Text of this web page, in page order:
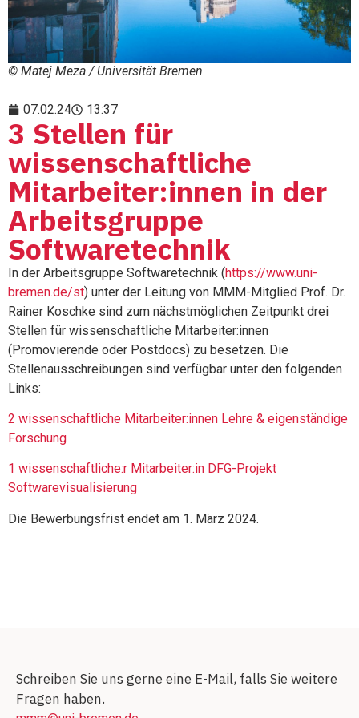
© Matej Meza / Universität Bremen
07.02.24 13:37
3 Stellen für
wissenschaftliche
Mitarbeiter:innen in der
Arbeitsgruppe
Softwaretechnik
In der Arbeitsgruppe Softwaretechnik (https://www.uni-
bremen.de/st) unter der Leitung von MMM-Mitglied Prof. Dr.
Rainer Koschke sind zum nächstmöglichen Zeitpunkt drei
Stellen für wissenschaftliche Mitarbeiter:innen
(Promovierende oder Postdocs) zu besetzen. Die
Stellenausschreibungen sind verfügbar unter den folgenden
Links:
2 wissenschaftliche Mitarbeiter:innen Lehre & eigenständige
Forschung
1 wissenschaftliche:r Mitarbeiter:in DFG-Projekt
Softwarevisualisierung
Die Bewerbungsfrist endet am 1. März 2024.
Schreiben Sie uns gerne eine E-Mail, falls Sie weitere
Fragen haben.